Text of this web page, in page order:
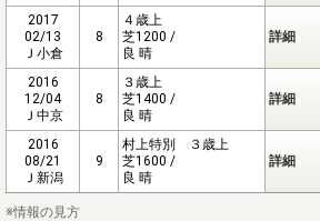
2017
02/13
Ｊ小倉
8
４歳上
芝1200 /
良 晴
詳細
2016
12/04
Ｊ中京
8
３歳上
芝1400 /
良 晴
詳細
2016
08/21
Ｊ新潟
9
村上特別 ３歳上
芝1600 /
良 晴
詳細
※情報の見方